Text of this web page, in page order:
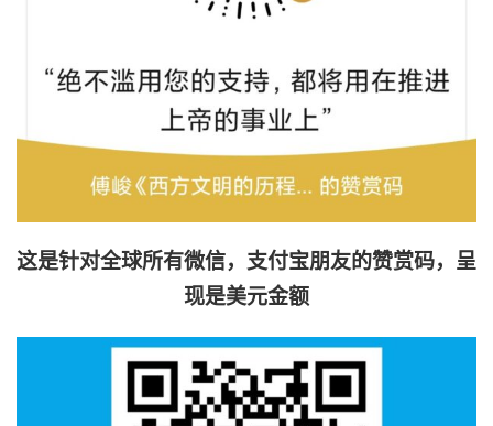
这是针对全球所有微信，支付宝朋友的赞赏码，呈
现是美元金额